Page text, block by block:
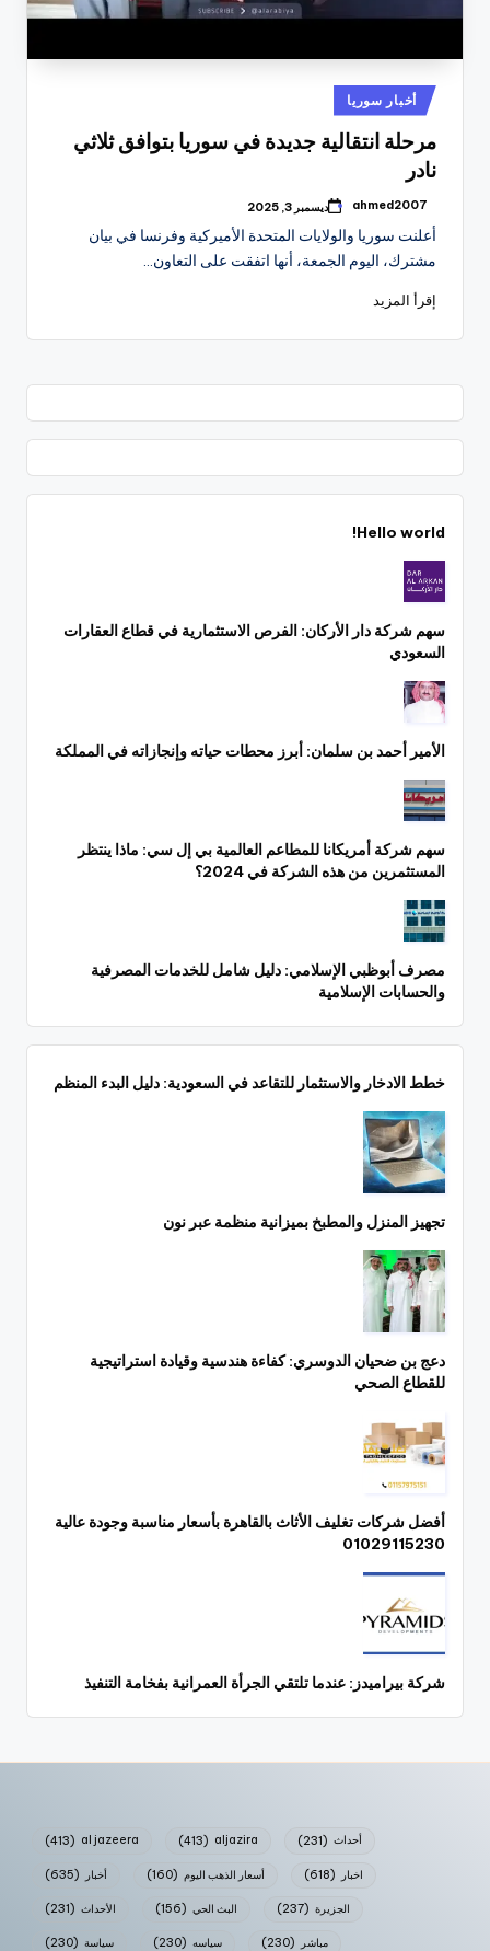
نُشر
في
أخبار سوريا
مرحلة انتقالية جديدة في سوريا بتوافق ثلاثي
نادر
تمّ
بواسطة
ahmed2007 ديسمبر 3, 2025
أعلنت سوريا والولايات المتحدة الأميركية وفرنسا في بيان
مشترك، اليوم الجمعة، أنها اتفقت على التعاون…
إقرأ المزيد
Hello world!
سهم شركة دار الأركان: الفرص الاستثمارية في قطاع العقارات
السعودي
الأمير أحمد بن سلمان: أبرز محطات حياته وإنجازاته في المملكة
سهم شركة أمريكانا للمطاعم العالمية بي إل سي: ماذا ينتظر
المستثمرين من هذه الشركة في 2024؟
مصرف أبوظبي الإسلامي: دليل شامل للخدمات المصرفية
والحسابات الإسلامية
خطط الادخار والاستثمار للتقاعد في السعودية: دليل البدء المنظم
تجهيز المنزل والمطبخ بميزانية منظمة عبر نون
دعج بن ضحيان الدوسري: كفاءة هندسية وقيادة استراتيجية
للقطاع الصحي
أفضل شركات تغليف الأثاث بالقاهرة بأسعار مناسبة وجودة عالية
01029115230
شركة بيراميدز: عندما تلتقي الجرأة العمرانية بفخامة التنفيذ
al jazeera
(413) aljazira
(413) أحداث (231)
أخبار (635) أسعار الذهب اليوم (160) اخبار (618)
الأحداث (231) البث الحي (156) الجزيرة (237)
سياسة (230) سياسه (230) مباشر (230)